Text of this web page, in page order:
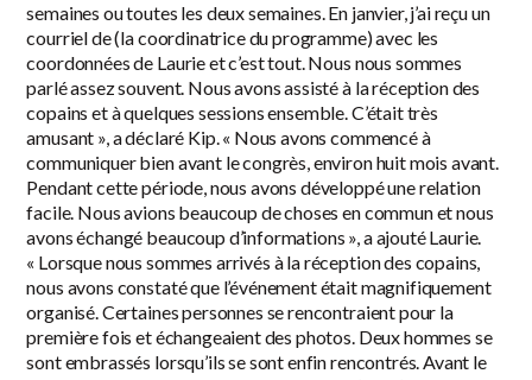
semaines ou toutes les deux semaines. En janvier, j’ai reçu un
courriel de (la coordinatrice du programme) avec les
coordonnées de Laurie et c’est tout. Nous nous sommes
parlé assez souvent. Nous avons assisté à la réception des
copains et à quelques sessions ensemble. C’était très
amusant », a déclaré Kip. « Nous avons commencé à
communiquer bien avant le congrès, environ huit mois avant.
Pendant cette période, nous avons développé une relation
facile. Nous avions beaucoup de choses en commun et nous
avons échangé beaucoup d’informations », a ajouté Laurie.
« Lorsque nous sommes arrivés à la réception des copains,
nous avons constaté que l’événement était magnifiquement
organisé. Certaines personnes se rencontraient pour la
première fois et échangeaient des photos. Deux hommes se
sont embrassés lorsqu’ils se sont enfin rencontrés. Avant le